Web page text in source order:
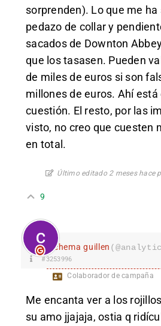
sorprenden). Lo que me
pedazo de collar y
sacados de Downton
que los tasasen. Pueden
de miles de euros si son
millones de euros. Ahí está
cuestión. El resto, por las
visto, no creo que cuesten
en total.
Último editado 2 meses hace
9
chema guillen
#3253996
Colaborador de campaña
Me encanta ver a los
su amo jjajaja, ostia q